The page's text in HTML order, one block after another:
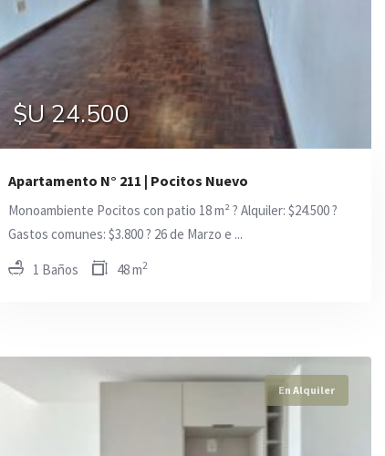
31.900
$U 30.500
$U 24.500
Apartamento N° 211 | Pocitos Nuevo
Monoambiente Pocitos con patio 18 m² ? Alquiler: $24.500 ?
Gastos comunes: $3.800 ? 26 de Marzo e ...
1 Baños 48 m2
En Alquiler
En Alquiler
En Alquiler